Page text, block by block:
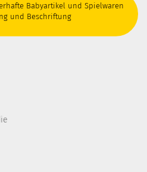
Babyartikel und Spielwaren
und Beschriftung